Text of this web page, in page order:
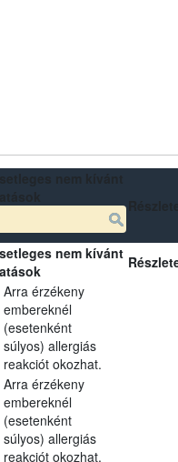
nem kívánt
Arra érzékeny
embereknél
(esetenként
súlyos) allergiás
reakciót okozhat.
Arra érzékeny
embereknél
(esetenként
súlyos) allergiás
reakciót okozhat.